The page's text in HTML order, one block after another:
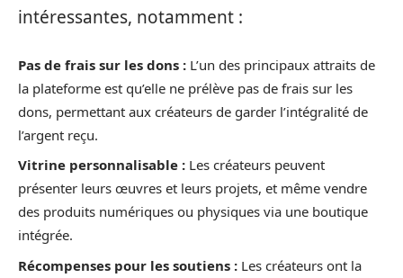
intéressantes, notamment :
Pas de frais sur les dons : L’un des principaux attraits de
la plateforme est qu’elle ne prélève pas de frais sur les
dons, permettant aux créateurs de garder l’intégralité de
l’argent reçu.
Vitrine personnalisable : Les créateurs peuvent
présenter leurs œuvres et leurs projets, et même vendre
des produits numériques ou physiques via une boutique
intégrée.
Récompenses pour les soutiens : Les créateurs ont la